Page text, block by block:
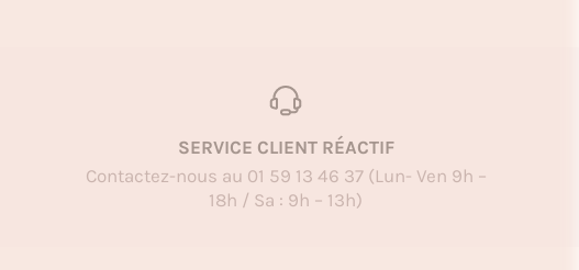
SERVICE CLIENT RÉACTIF
Contactez-nous au 01 59 13 46 37 (Lun- Ven 9h –
18h / Sa : 9h – 13h)